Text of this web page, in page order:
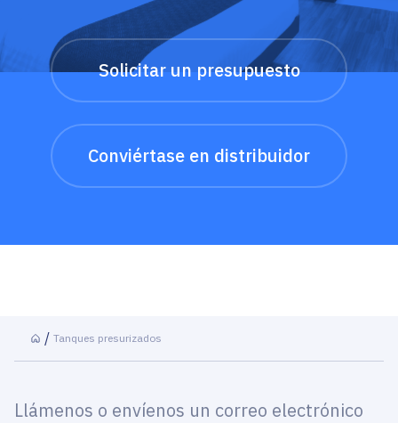
Solicitar un presupuesto
Conviértase en distribuidor
Tanques presurizados
Llámenos o envíenos un correo electrónico